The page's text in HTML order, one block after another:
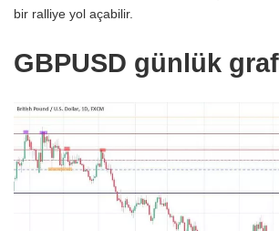
bir ralliye yol açabilir.
GBPUSD günlük